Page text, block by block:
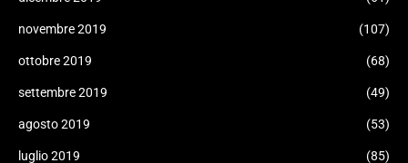
novembre 2019 (107)
ottobre 2019 (68)
settembre 2019 (49)
agosto 2019 (53)
luglio 2019 (85)